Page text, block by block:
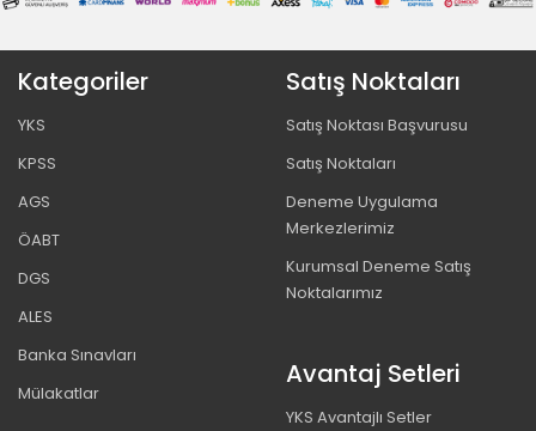
Kategoriler
YKS
KPSS
AGS
ÖABT
DGS
ALES
Banka Sınavları
Mülakatlar
Satış Noktaları
Satış Noktası Başvurusu
Satış Noktaları
Deneme Uygulama
Merkezlerimiz
Kurumsal Deneme Satış
Noktalarımız
Avantaj Setleri
YKS Avantajlı Setler